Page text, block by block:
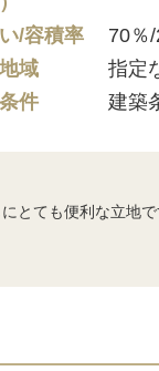
/容積率
70％
域
指定
件
建築
ても便利な立地